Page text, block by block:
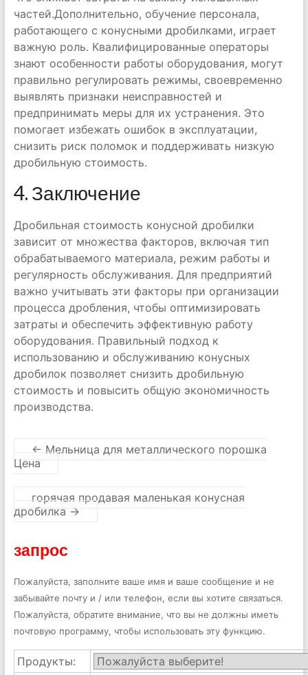
частей.Дополнительно, обучение персонала,
работающего с конусными дробилками, играет
важную роль. Квалифицированные операторы
знают особенности работы оборудования, могут
правильно регулировать режимы, своевременно
выявлять признаки неисправностей и
предпринимать меры для их устранения. Это
помогает избежать ошибок в эксплуатации,
снизить риск поломок и поддерживать низкую
дробильную стоимость.
4. Заключение
Дробильная стоимость конусной дробилки
зависит от множества факторов, включая тип
обрабатываемого материала, режим работы и
регулярность обслуживания. Для предприятий
важно учитывать эти факторы при организации
процесса дробления, чтобы оптимизировать
затраты и обеспечить эффективную работу
оборудования. Правильный подход к
использованию и обслуживанию конусных
дробилок позволяет снизить дробильную
стоимость и повысить общую экономичность
производства.
← Мельница для металлического порошка
Цена
горячая продавая маленькая конусная
дробилка →
запрос
Пожалуйста, заполните ваше имя и ваше сообщение и не
забывайте почту и / или телефон, если вы хотите связаться.
Пожалуйста, обратите внимание, что вы не должны иметь
почтовую программу, чтобы использовать эту функцию.
Продукты: